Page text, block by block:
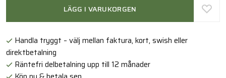
LÄGG I VARUKORGEN
Handla tryggt – välj mellan faktura, kort, swish eller
direktbetalning
Räntefri delbetalning upp till 12 månader